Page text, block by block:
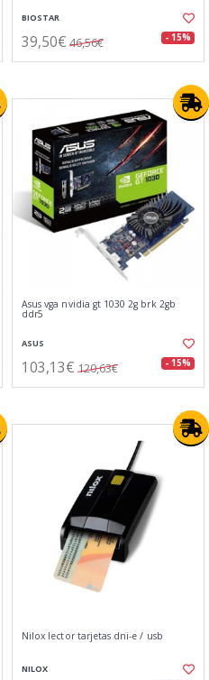
BIOSTAR
39,50€ 46,56€ - 15%
Asus vga nvidia gt 1030 2g brk 2gb
ddr5
ASUS
103,13€ 120,63€ - 15%
Nilox lector tarjetas dni-e / usb
NILOX